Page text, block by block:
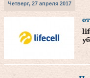
Четверг, 27 апреля 2017